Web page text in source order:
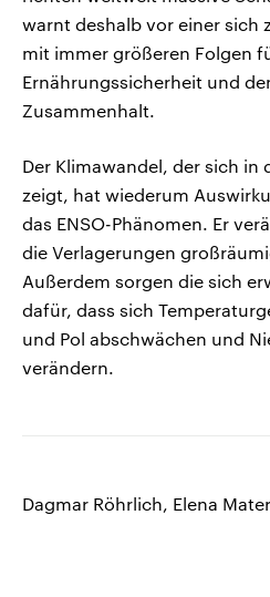
warnt deshalb vor einer sich
mit immer größeren Folgen
Ernährungssicherheit und
Zusammenhalt.
Der Klimawandel, der sich in
zeigt, hat wiederum
das ENSO-Phänomen. Er
die Verlagerungen
Außerdem sorgen die sich
dafür, dass sich
und Pol abschwächen und
verändern.
Dagmar Röhrlich, Elena